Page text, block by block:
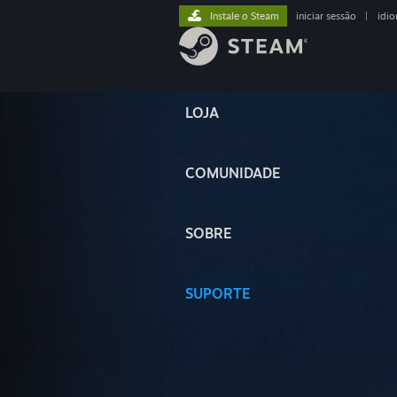
LOJA
COMUNIDADE
SOBRE
SUPORTE
Instale o Steam iniciar sessão